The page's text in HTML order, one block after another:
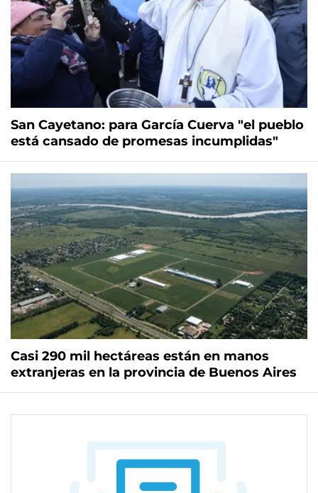
San Cayetano: para García Cuerva "el pueblo
está cansado de promesas incumplidas"
Casi 290 mil hectáreas están en manos
extranjeras en la provincia de Buenos Aires